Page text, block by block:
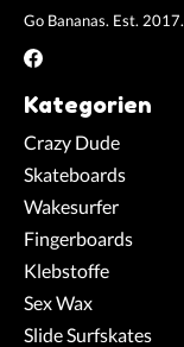
Go Bananas. Est. 2017.
Kategorien
Crazy Dude
Skateboards
Wakesurfer
Fingerboards
Klebstoffe
Sex Wax
Slide Surfskates